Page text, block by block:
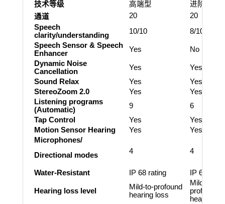
技术等级
高端型
进阶型
通道
20
20
Speech
clarity/understanding
10/10
8/10
Speech Sensor & Speech
Enhancer
Yes
No
Dynamic Noise
Cancellation
Yes
Yes
Sound Relax
Yes
Yes
StereoZoom 2.0
Yes
Yes
Listening programs
(Automatic)
9
6
Tap Control
Yes
Yes
Motion Sensor Hearing
Yes
Yes
Microphones/
Directional modes
4 4
Water-Resistant IP 68 rating IP 68
Hearing loss level
Mild-to-profound
hearing loss
Mild-to-
profound
hearing